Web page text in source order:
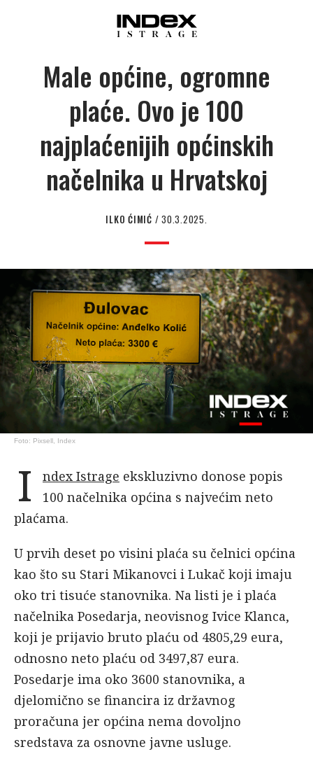
Male općine, ogromne
plaće. Ovo je 100
najplaćenijih općinskih
načelnika u Hrvatskoj
ILKO ĆIMIĆ / 30.3.2025.
Foto: Pixsell, Index
I ndex Istrage ekskluzivno donose popis
100 načelnika općina s najvećim neto
plaćama.
U prvih deset po visini plaća su čelnici općina
kao što su Stari Mikanovci i Lukač koji imaju
oko tri tisuće stanovnika. Na listi je i plaća
načelnika Posedarja, neovisnog Ivice Klanca,
koji je prijavio bruto plaću od 4805,29 eura,
odnosno neto plaću od 3497,87 eura.
Posedarje ima oko 3600 stanovnika, a
djelomično se financira iz državnog
proračuna jer općina nema dovoljno
sredstava za osnovne javne usluge.